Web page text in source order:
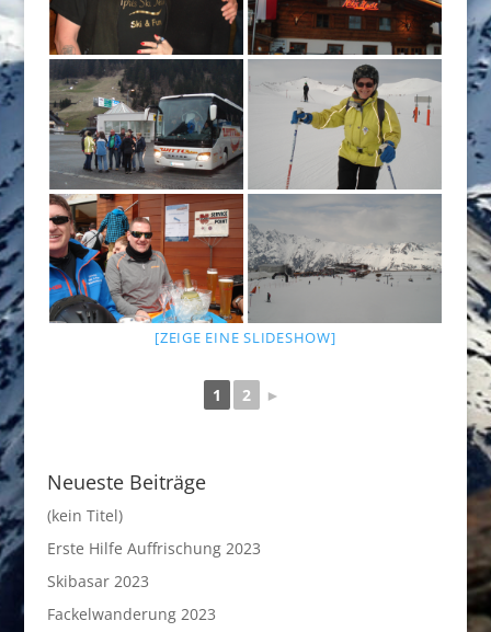
[ZEIGE EINE SLIDESHOW]
1 2 ►
Neueste Beiträge
(kein Titel)
Erste Hilfe Auffrischung 2023
Skibasar 2023
Fackelwanderung 2023